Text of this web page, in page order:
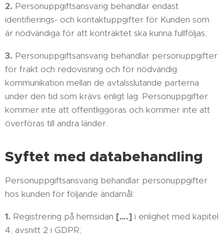
2. Personuppgiftsansvarig behandlar endast
identifierings- och kontaktuppgifter för Kunden som
är nödvändiga för att kontraktet ska kunna fullföljas;
3. Personuppgiftsansvarig behandlar personuppgifter
för frakt och redovisning och för nödvändig
kommunikation mellan de avtalsslutande parterna
under den tid som krävs enligt lag. Personuppgifter
kommer inte att offentliggöras och kommer inte att
överföras till andra länder.
Syftet med databehandling
Personuppgiftsansvarig behandlar personuppgifter
hos kunden för följande ändamål:
1. Registrering på hemsidan [….] i enlighet med kapitel
4, avsnitt 2 i GDPR;